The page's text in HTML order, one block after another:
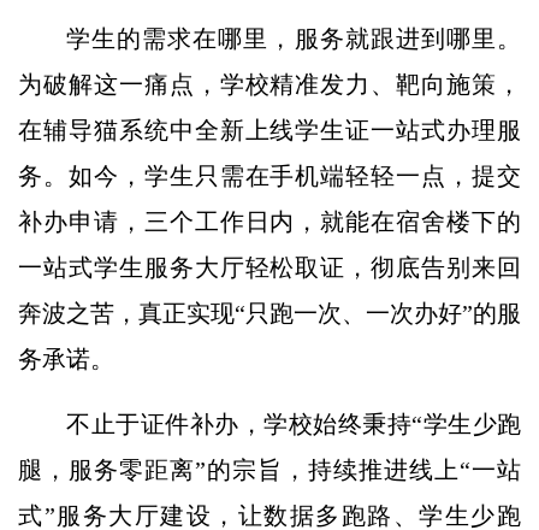
学生的需求在哪里，服务就跟进到哪里。
为破解这一痛点，学校精准发力、靶向施策，
在辅导猫系统中全新上线学生证一站式办理服
务。如今，学生只需在手机端轻轻一点，提交
补办申请，三个工作日内，就能在宿舍楼下的
一站式学生服务大厅轻松取证，彻底告别来回
奔波之苦，真正实现“只跑一次、一次办好”的服
务承诺。
不止于证件补办，学校始终秉持“学生少跑
腿，服务零距离”的宗旨，持续推进线上“一站
式”服务大厅建设，让数据多跑路、学生少跑